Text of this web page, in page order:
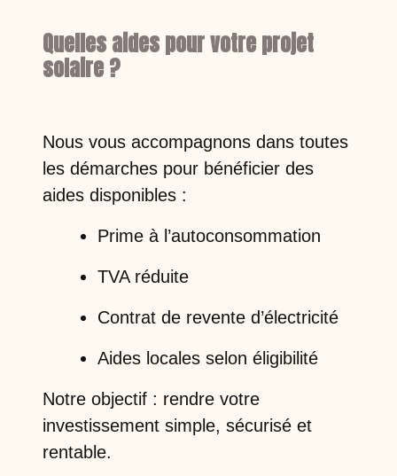
Quelles aides pour votre projet
solaire ?
Nous vous accompagnons dans toutes
les démarches pour bénéficier des
aides disponibles :
Prime à l’autoconsommation
TVA réduite
Contrat de revente d’électricité
Aides locales selon éligibilité
Notre objectif : rendre votre
investissement simple, sécurisé et
rentable.